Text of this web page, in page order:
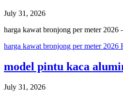
July 31, 2026
harga kawat bronjong per meter
harga kawat bronjong per meter 2026
model pintu kaca
July 31, 2026